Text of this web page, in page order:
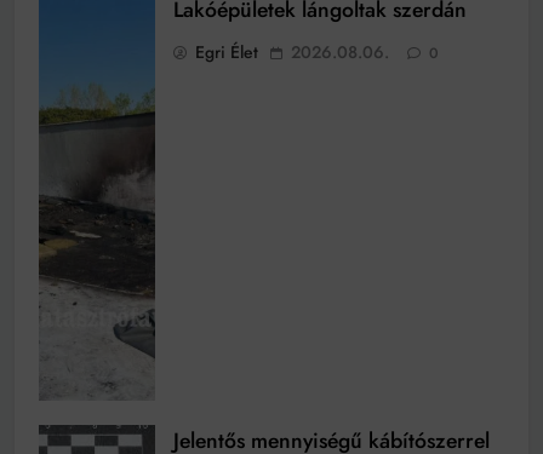
Lakóépületek lángoltak szerdán
Egri Élet 2026.08.06. 0
Jelentős mennyiségű kábítószerrel